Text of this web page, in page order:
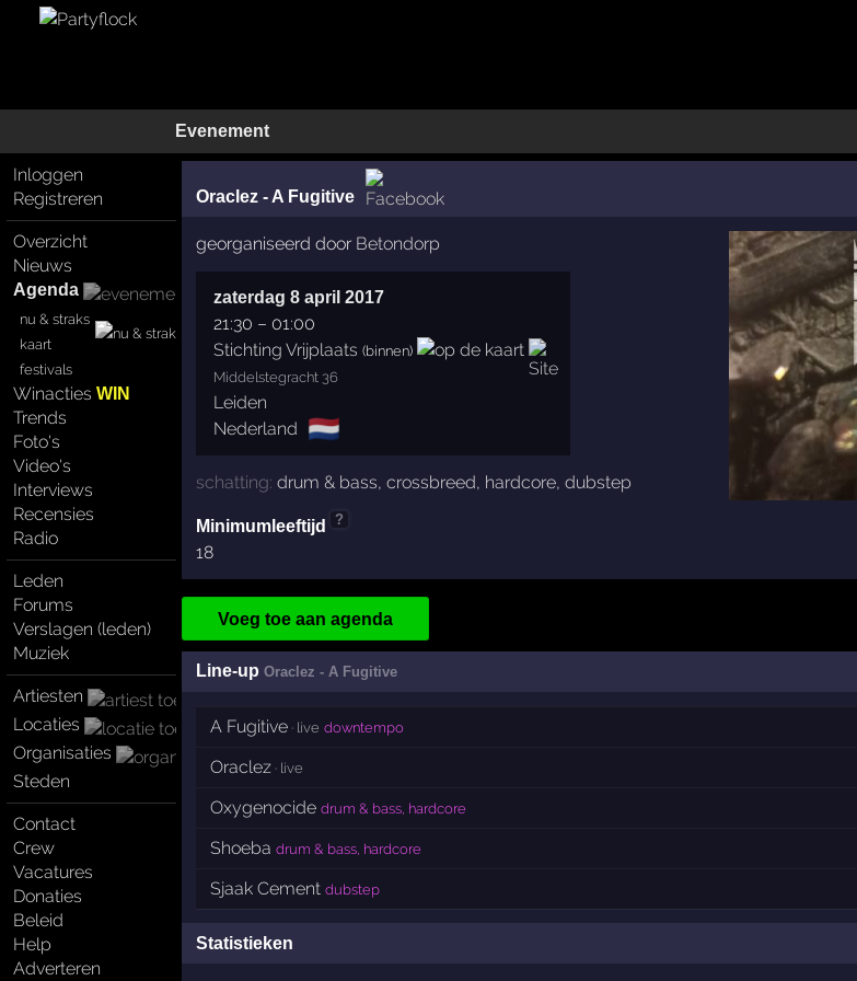
Evenement
Inloggen
Registreren
Overzicht
Nieuws
Agenda
nu & straks
kaart
festivals
WinactiesWIN
Trends
Foto's
Video's
Interviews
Recensies
Radio
Leden
Forums
Verslagen (leden)
Muziek
Artiesten
Locaties
Organisaties
Steden
Contact
Crew
Vacatures
Donaties
Beleid
Help
Adverteren
Oraclez - A Fugitive
georganiseerd door Betondorp
zaterdag 8 april 2017
21:30 – 01:00
Stichting Vrijplaats (binnen)
Middelstegracht 36
Leiden
Nederland 🇳🇱
schatting: drum & bass, crossbreed, hardcore, dubstep
Minimumleeftijd ?
18
Voeg toe aan agenda
Line-up Oraclez - A Fugitive
A Fugitive· live downtempo
Oraclez· live
Oxygenocide drum & bass, hardcore
Shoeba drum & bass, hardcore
Sjaak Cement dubstep
Statistieken